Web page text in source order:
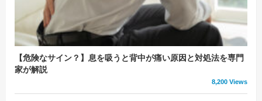
【危険なサイン？】息を吸うと背中が痛い原因と対処法を専門
家が解説
8,200 Views